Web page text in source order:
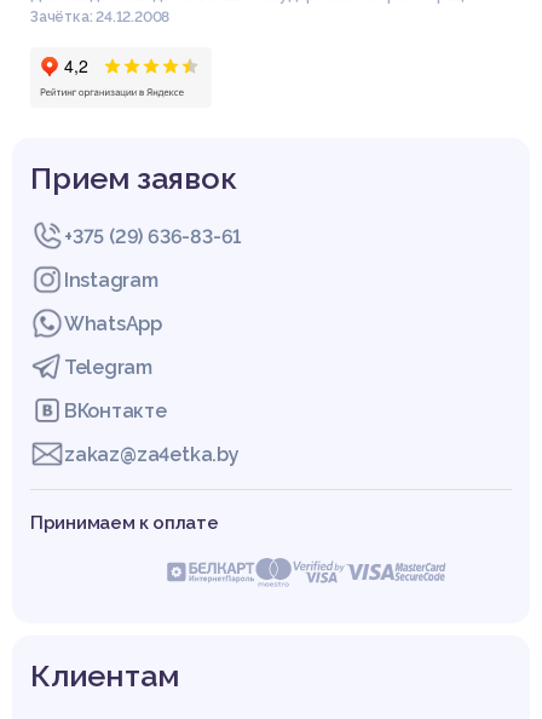
Зачётка: 24.12.2008
Прием заявок
+375 (29) 636-83-61
Instagram
WhatsApp
Telegram
ВКонтакте
zakaz@za4etka.by
Принимаем к оплате
Клиентам